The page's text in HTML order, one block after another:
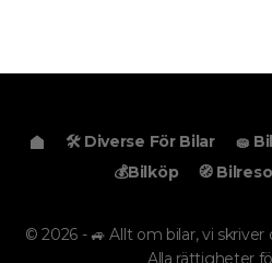
🛠️ Diverse För Bilar 🧽
💰Bilköp
🧭
© 2026 - 🚙 Allt om bilar, vi
Alla rättigheter